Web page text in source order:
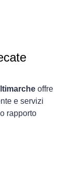
offre
e servizi
rapporto